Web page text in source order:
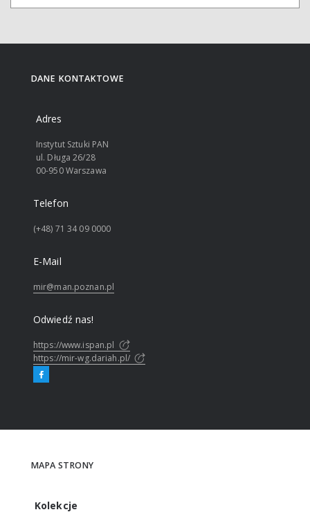
DANE KONTAKTOWE
Adres
Instytut Sztuki PAN
ul. Długa 26/28
00-950 Warszawa
Telefon
(+48) 71 34 09 0000
E-Mail
mir@man.poznan.pl
Odwiedź nas!
https://www.ispan.pl
https://mir-wg.dariah.pl/
MAPA STRONY
Kolekcje